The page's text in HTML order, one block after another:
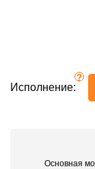
Исполнение:
?
Основная